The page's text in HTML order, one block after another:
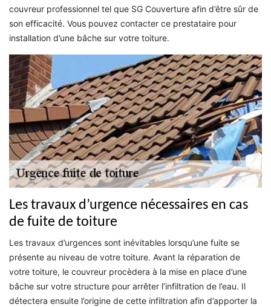
couvreur professionnel tel que SG Couverture afin d’être sûr de
son efficacité. Vous pouvez contacter ce prestataire pour
installation d’une bâche sur votre toiture.
Les travaux d’urgence nécessaires en cas
de fuite de toiture
Les travaux d’urgences sont inévitables lorsqu’une fuite se
présente au niveau de votre toiture. Avant la réparation de
votre toiture, le couvreur procèdera à la mise en place d’une
bâche sur votre structure pour arrêter l’infiltration de l’eau. Il
détectera ensuite l’origine de cette infiltration afin d’apporter la